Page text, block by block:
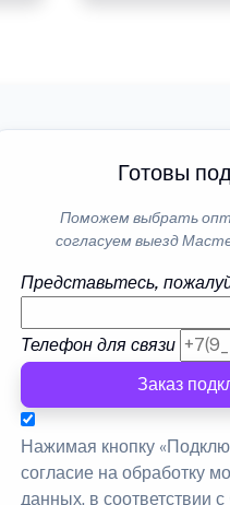
Готовы
Поможем выбрать
согласуем выезд
Представьтесь,
Телефон для связи
Заказ
Нажимая кнопку
согласие на обработку
данных, в соответствии